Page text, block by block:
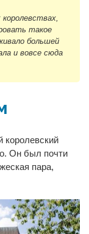
такое
большей
и вовсе сюда
королевский
Он был почти
пара,